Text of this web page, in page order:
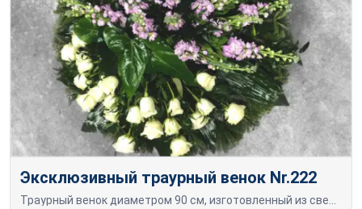
Эксклюзивный траурный венок Nr.222